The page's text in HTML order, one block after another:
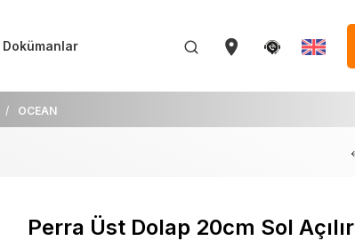
Dokümanlar
OCEAN
Perra Üst Dolap 20cm Sol Açılır